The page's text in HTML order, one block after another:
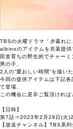
TBSの火曜ドラマ「夕暮れに
albinoのアイテムを衣装提供
田舎育ちの野生的でチャー
男の子、
2人の“愛おしい時間”を描い
今回の提供アイテムは下記
て登場、
この機会に是非ご覧頂ければ
【日時】
第7話⇒2023年2月28日(火
【放送チャンネル】TBS系